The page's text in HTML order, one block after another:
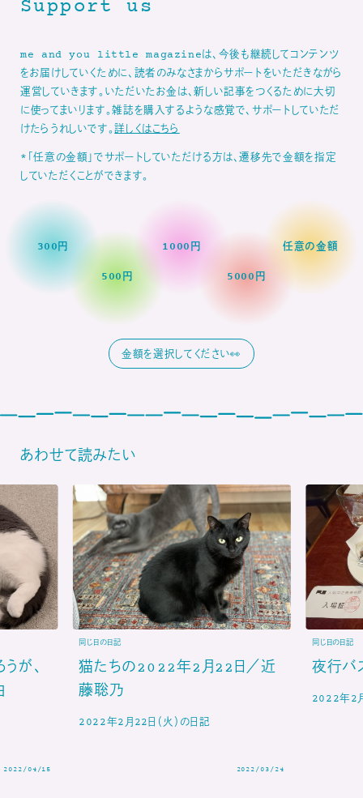
Support us
me and you little magazineは、今後も継続してコンテンツ
をお届けしていくために、読者のみなさまからサポートをいただきながら
運営していきます。いただいたお金は、新しい記事をつくるために大切
に使ってまいります。雑誌を購入するような感覚で、サポートしていただ
けたらうれしいです。詳しくはこちら
*「任意の金額」でサポートしていただける方は、遷移先で金額を指定
していただくことができます。
300円
500円
1000円
5000円
任意の金額
あわせて読みたい
同じ日の日記
猫たちの2022年2月22日／近
藤聡乃
2022年2月22日（火）の日記
2022/03/24
同じ日の日記
夜行バ
2022年2
が、
2022/04/15